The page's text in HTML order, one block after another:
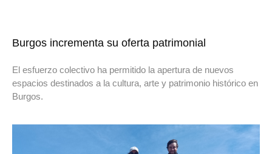
Burgos incrementa su oferta patrimonial
El esfuerzo colectivo ha permitido la apertura de nuevos
espacios destinados a la cultura, arte y patrimonio histórico en
Burgos.